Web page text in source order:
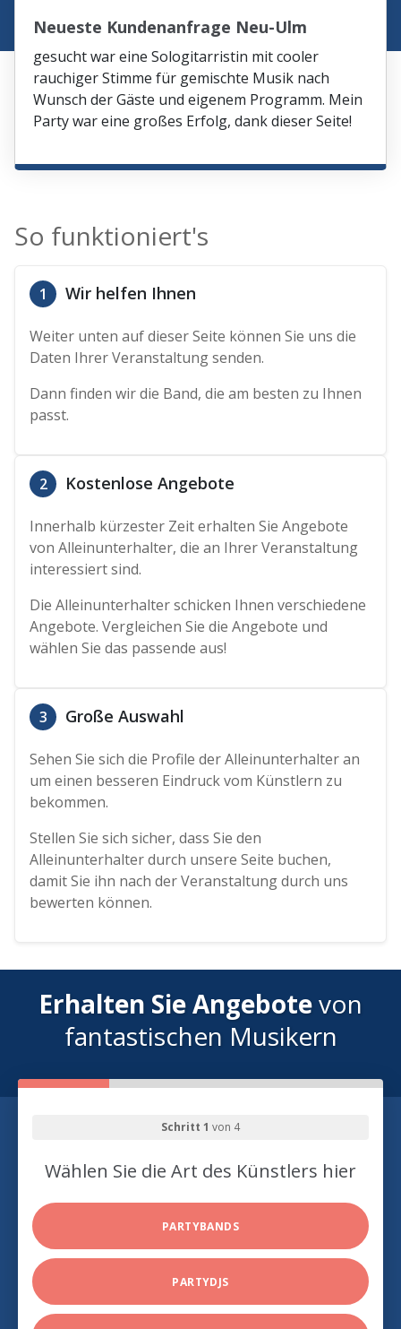
Neueste Kundenanfrage Neu-Ulm
gesucht war eine Sologitarristin mit cooler
rauchiger Stimme für gemischte Musik nach
Wunsch der Gäste und eigenem Programm. Mein
Party war eine großes Erfolg, dank dieser Seite!
So funktioniert's
1 Wir helfen Ihnen
Weiter unten auf dieser Seite können Sie uns die
Daten Ihrer Veranstaltung senden.
Dann finden wir die Band, die am besten zu Ihnen
passt.
2 Kostenlose Angebote
Innerhalb kürzester Zeit erhalten Sie Angebote
von Alleinunterhalter, die an Ihrer Veranstaltung
interessiert sind.
Die Alleinunterhalter schicken Ihnen verschiedene
Angebote. Vergleichen Sie die Angebote und
wählen Sie das passende aus!
3 Große Auswahl
Sehen Sie sich die Profile der Alleinunterhalter an
um einen besseren Eindruck vom Künstlern zu
bekommen.
Stellen Sie sich sicher, dass Sie den
Alleinunterhalter durch unsere Seite buchen,
damit Sie ihn nach der Veranstaltung durch uns
bewerten können.
Erhalten Sie Angebotevon
fantastischen Musikern
Schritt 1 von 4
Wählen Sie die Art des Künstlers hier
PARTYBANDS
PARTYDJS